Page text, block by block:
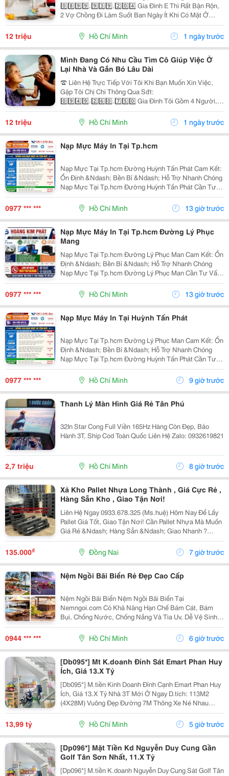
0️⃣8️⃣9️⃣9️⃣.9️⃣3️⃣9️⃣.2️⃣0️⃣4️⃣ Gia Đình E Thì Rất Bận Rộn,
2 Vợ Chồng Đi Làm Suốt Ban Ngày Ít Khi Có Mặt Ở
Nhà. Nhưng Nhà Lại Có 1 Bà Cụ Đau Yếu Và 1 Bé Nhỏ
Năm Nay Đã Gần 2 Tuổi Vì Vậy Để Có Thể An...
12 triệu Hồ Chí Minh 1 ngày trước
Mình Đang Có Nhu Cầu Tìm Cô Giúp Việc Ở
Lại Nhà Và Gắn Bó Lâu Dài
☎️ Liên Hệ Trực Tiếp Với Tôi Khi Bạn Muốn Xin Việc,
Gặp Tôi Chị Chi Thông Qua Sđt:
0️⃣9️⃣4️⃣9️⃣.2️⃣6️⃣0️⃣.7️⃣5️⃣0️⃣ Gia Đình Tôi Gồm 4 Người, 2
Vợ Chồng 2 Con Nhỏ, Bé Lớn 9 Tuổi Đã Đi Học Có Ba
Mẹ Đưa Rước, Bé Nhỏ 1 Tuổi. Nhà Thì Chỉ Có 1 Lầu.
12 triệu Hồ Chí Minh 1 ngày trước
Nạp Mực Máy In Tại Tp.hcm
Nạp Mực Tại Tp.hcm Đường Huỳnh Tấn Phát Cam Kết:
Ổn Định &Ndash; Bền Bỉ &Ndash; Hỗ Trợ Nhanh Chóng
Nạp Mực Tại Tp.hcm Đường Huỳnh Tấn Phát Cần Tư
Vấn &Amp; Báo Giá Liên Hệ Ngay: Nạp Mực Tại
Tp.hcm Đường Huỳnh Tấn Phát 0977 610 388 &Ndash;
Mr. Duy Nạp...
0977 *** *** Hồ Chí Minh 13 giờ trước
Nạp Mực Máy In Tại Tp.hcm Đường Lý Phục
Mang
Nạp Mực Tại Tp.hcm Đường Lý Phục Man Cam Kết: Ổn
Định &Ndash; Bền Bỉ &Ndash; Hỗ Trợ Nhanh Chóng
Nạp Mực Tại Tp.hcm Đường Lý Phục Man Cần Tư Vấn
&Amp; Báo Giá Liên Hệ Ngay: Nạp Mực Tại Tp.hcm
Đường Lý Phục Man 0977 610 388 &Ndash; Mr. Duy
Nạp Mực Tại...
0977 *** *** Hồ Chí Minh 13 giờ trước
Nạp Mực Máy In Tại Huỳnh Tấn Phát
Nạp Mực Tại Tp.hcm Đường Lý Phục Man Cam Kết: Ổn
Định &Ndash; Bền Bỉ &Ndash; Hỗ Trợ Nhanh Chóng
Nạp Mực Tại Tp.hcm Đường Huỳnh Tấn Phát Cần Tư
Vấn &Amp; Báo Giá Liên Hệ Ngay: Nạp Mực Tại
Tp.hcm Đường Huỳnh Tấn Phát 0977 610 388 &Ndash;
Mr. Duy Nạp...
0977 *** *** Hồ Chí Minh 9 giờ trước
Thanh Lý Màn Hình Giá Rẻ Tân Phú
32In Star Cong Full Viền 165Hz Hàng Còn Đẹp, Bảo
Hành 3T, Ship Cod Toàn Quốc Liên Hệ Zalo: 0932619821
2,7 triệu Hồ Chí Minh 8 giờ trước
Xả Kho Pallet Nhựa Long Thành , Giá Cực Rẻ ,
Hàng Sẵn Kho , Giao Tận Nơi!
Liên Hệ Ngay 0933.678.325 (Ms.huệ) Hôm Nay Để Lấy
Pallet Giá Tốt, Giao Tận Nơi! Cần Pallet Nhựa Mà Muốn
Giá Rẻ &Ndash; Hàng Sẵn &Ndash; Giao Nhanh ?
Đừng Bỏ Qua Lô Đang Thanh Lý Tại Long Thành! ✅
Pallet Nhựa Cũ Còn Đẹp, Chắc Chắn, Sử Dụng Tốt ✅...
135.000₫ Đồng Nai 7 giờ trước
Nệm Ngồi Bãi Biển Rẻ Đẹp Cao Cấp
Nệm Ngồi Bãi Biển Nệm Ngồi Bãi Biển Tại
Nemngoi.com Có Khả Năng Hạn Chế Bám Cát, Bám
Bụi, Chống Nước, Chống Nắng Và Tia Uv, Dễ Vệ Sinh
Và Nhanh Khô. Sản Phẩm Có Nhiều Kích Thước, Nhận
Số Lượng Sỉ Lẻ Với Ưu Đãi, Chiết Khấu Và Báo Giá
Nhanh . Liên Hệ...
0944 *** *** Hồ Chí Minh 6 giờ trước
[Db095*] Mt K.doanh Đỉnh Sát Emart Phan Huy
Ích, Giá 13.X Tỷ
[Db095*] M.tiền Kinh Doanh Đỉnh Cạnh Emart Phan Huy
Ích, Giá 13.X Tỷ Nhà 3T Mới Ở Ngay D.tích: 113M2
(4X28M) Vuông Đẹp Đường 7M Thông Xe Né Nhau
6Phòng Ngủ, 6Tolet Phù Hợp Kinh Doanh Kết Bạn Liên
Hệ Xem Nhà Ngay!
13,99 tỷ Hồ Chí Minh 5 giờ trước
[Dp096*] Mặt Tiền Kd Nguyễn Duy Cung Gần
Golf Tân Sơn Nhất, 11.X Tỷ
[Dp096*] M.tiền K.doanh Nguyễn Duy Cung Sát Golf Tân